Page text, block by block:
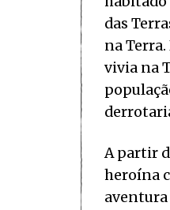
das
na
vivia na
A partir
heroína